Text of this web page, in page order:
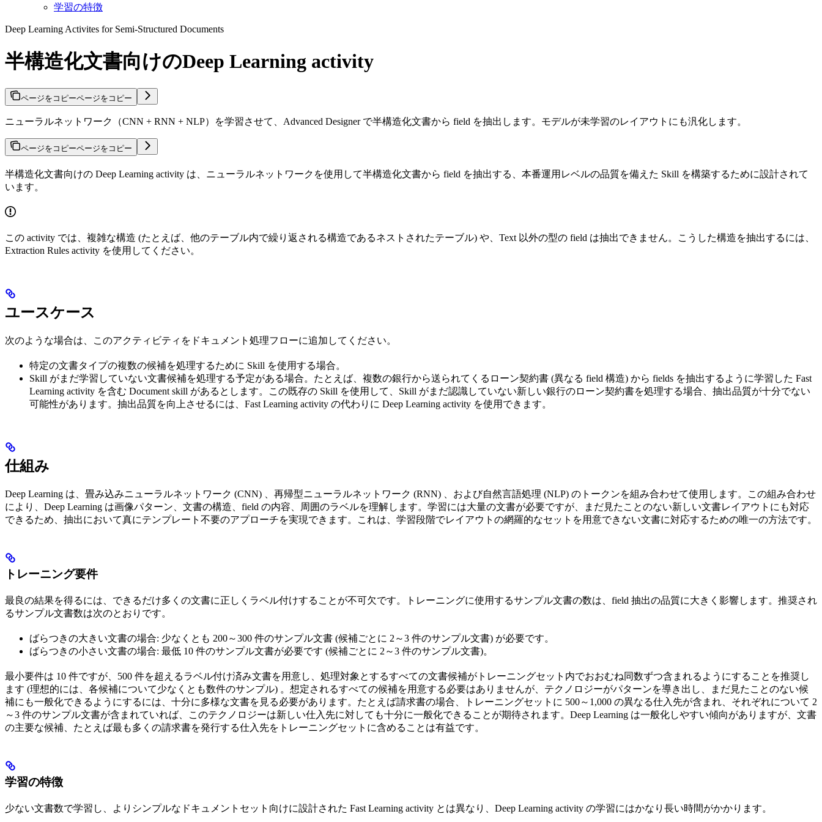
学習の特徴
Deep Learning Activites for Semi-Structured Documents
半構造化文書向けのDeep Learning activity
ページをコピーページをコピー
ニューラルネットワーク（CNN + RNN + NLP）を学習させて、Advanced Designer で半構造化文書から field を抽出します。モデルが未学習のレイアウトにも汎化します。
ページをコピーページをコピー
半構造化文書向けの Deep Learning activity は、ニューラルネットワークを使用して半構造化文書から field を抽出する、本番運用レベルの品質を備えた Skill を構築するために設計されて
います。
この activity では、複雑な構造 (たとえば、他のテーブル内で繰り返される構造であるネストされたテーブル) や、Text 以外の型の field は抽出できません。こうした構造を抽出するには、
Extraction Rules activity を使用してください。
ユースケース
次のような場合は、このアクティビティをドキュメント処理フローに追加してください。
特定の文書タイプの複数の候補を処理するために Skill を使用する場合。
Skill がまだ学習していない文書候補を処理する予定がある場合。たとえば、複数の銀行から送られてくるローン契約書 (異なる field 構造) から fields を抽出するように学習した Fast
Learning activity を含む Document skill があるとします。この既存の Skill を使用して、Skill がまだ認識していない新しい銀行のローン契約書を処理する場合、抽出品質が十分でない
可能性があります。抽出品質を向上させるには、Fast Learning activity の代わりに Deep Learning activity を使用できます。
仕組み
Deep Learning は、畳み込みニューラルネットワーク (CNN) 、再帰型ニューラルネットワーク (RNN) 、および自然言語処理 (NLP) のトークンを組み合わせて使用します。この組み合わせ
により、Deep Learning は画像パターン、文書の構造、field の内容、周囲のラベルを理解します。学習には大量の文書が必要ですが、まだ見たことのない新しい文書レイアウトにも対応
できるため、抽出において真にテンプレート不要のアプローチを実現できます。これは、学習段階でレイアウトの網羅的なセットを用意できない文書に対応するための唯一の方法です。
トレーニング要件
最良の結果を得るには、できるだけ多くの文書に正しくラベル付けすることが不可欠です。トレーニングに使用するサンプル文書の数は、field 抽出の品質に大きく影響します。推奨され
るサンプル文書数は次のとおりです。
ばらつきの大きい文書の場合: 少なくとも 200～300 件のサンプル文書 (候補ごとに 2～3 件のサンプル文書) が必要です。
ばらつきの小さい文書の場合: 最低 10 件のサンプル文書が必要です (候補ごとに 2～3 件のサンプル文書)。
最小要件は 10 件ですが、500 件を超えるラベル付け済み文書を用意し、処理対象とするすべての文書候補がトレーニングセット内でおおむね同数ずつ含まれるようにすることを推奨し
ます (理想的には、各候補について少なくとも数件のサンプル) 。想定されるすべての候補を用意する必要はありませんが、テクノロジーがパターンを導き出し、まだ見たことのない候
補にも一般化できるようにするには、十分に多様な文書を見る必要があります。たとえば請求書の場合、トレーニングセットに 500～1,000 の異なる仕入先が含まれ、それぞれについて 2
～3 件のサンプル文書が含まれていれば、このテクノロジーは新しい仕入先に対しても十分に一般化できることが期待されます。Deep Learning は一般化しやすい傾向がありますが、文書
の主要な候補、たとえば最も多くの請求書を発行する仕入先をトレーニングセットに含めることは有益です。
学習の特徴
少ない文書数で学習し、よりシンプルなドキュメントセット向けに設計された Fast Learning activity とは異なり、Deep Learning activity の学習にはかなり長い時間がかかります。